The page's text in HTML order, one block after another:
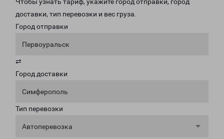
доставки, тип перевозки и вес груза.
Город отправки
Первоуральск
⇄
Город доставки
Симферополь
Тип перевозки
Автоперевозка